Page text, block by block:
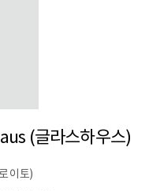
(글라스하우스)
이토)